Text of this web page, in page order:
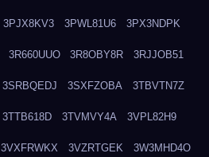
3PJX8KV3 3PWL81U6 3PX3NDPK
3R660UUO 3R8OBY8R 3RJJOB51
3SRBQEDJ 3SXFZOBA 3TBVTN7Z
3TTB618D 3TVMVY4A 3VPL82H9
3VXFRWKX 3VZRTGEK 3W3MHD4O